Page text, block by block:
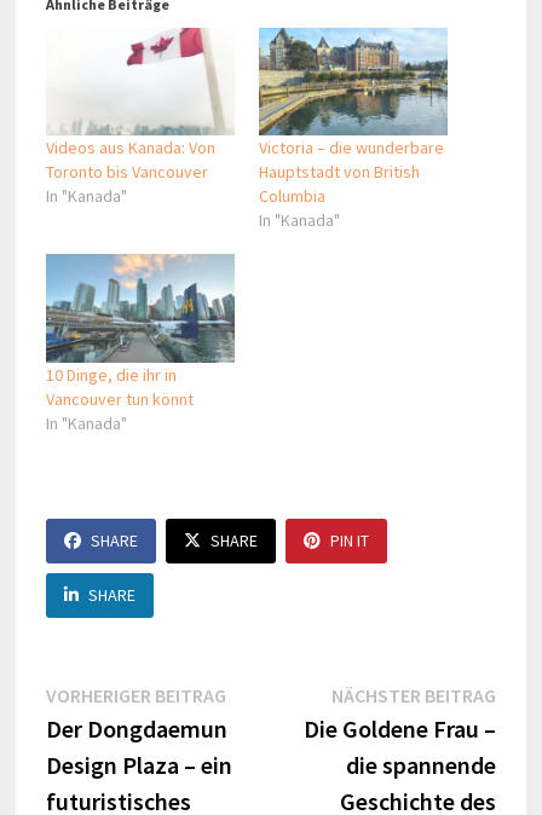
Ähnliche Beiträge
Videos aus Kanada: Von
Toronto bis Vancouver
In "Kanada"
Victoria – die wunderbare
Hauptstadt von British
Columbia
In "Kanada"
10 Dinge, die ihr in
Vancouver tun könnt
In "Kanada"
SHARE SHARE PIN IT
SHARE
Beitragsnavigation
VORHERIGER BEITRAGVorheriger
Beitrag:
Der Dongdaemun
Design Plaza – ein
futuristisches
NÄCHSTER BEITRAG
Die Goldene Frau –
die spannende
Geschichte des